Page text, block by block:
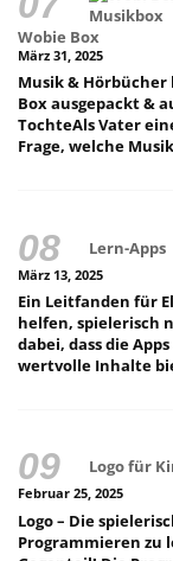
Wobie Box
März 31, 2025
Musik &
Box ausgepackt &
TochteAls Vater
Frage, welche
Lern-Apps
März 13, 2025
Ein Leitfanden für
helfen, spielerisch
dabei, dass die
wertvolle Inhalte
Logo für
Februar 25, 2025
Logo – Die
Programmieren zu